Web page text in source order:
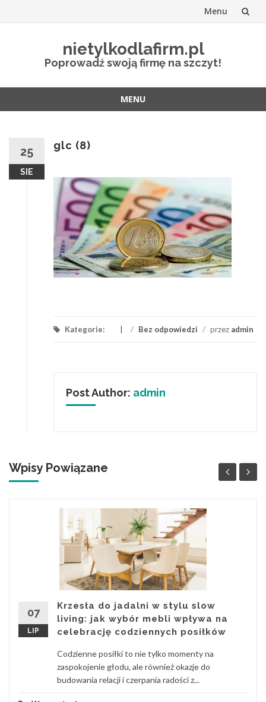
Menu
nietylkodlafirm.pl
Poprowadź swoją firmę na szczyt!
MENU
25
SIE
glc (8)
Kategorie: / Bez odpowiedzi / przez admin
Post Author: admin
Wpisy Powiązane
07
LIP
Krzesła do jadalni w stylu slow
living: jak wybór mebli wpływa na
celebrację codziennych posiłków
Codzienne posiłki to nie tylko momenty na
zaspokojenie głodu, ale również okazje do
budowania relacji i czerpania radości z...